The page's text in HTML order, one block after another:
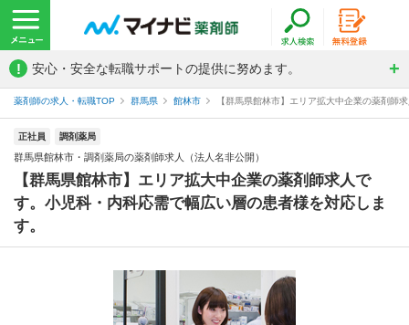
! 安心・安全な転職サポートの提供に努めます。
薬剤師の求人・転職TOP 群馬県 館林市 【群馬県館林市】エリア拡大中企業の薬剤師
正社員 調剤薬局
群馬県館林市・調剤薬局の薬剤師求人（法人名非公開）
【群馬県館林市】エリア拡大中企業の薬剤師求人で
す。小児科・内科応需で幅広い層の患者様を対応しま
す。